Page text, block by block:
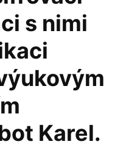
s nimi
Karel.